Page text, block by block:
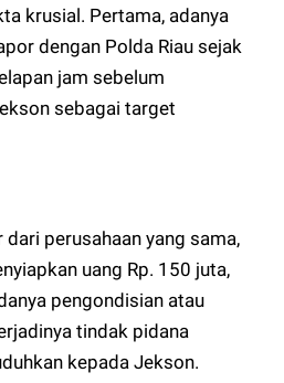
krusial. Pertama, adanya
dengan Polda Riau sejak
jam sebelum
sebagai target
dari perusahaan yang sama,
uang Rp. 150 juta,
pengondisian atau
tindak pidana
kepada Jekson.